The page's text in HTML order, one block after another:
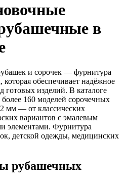
в
и сорочек — фурнитура
обеспечивает надёжное
готовых изделий. В каталоге
160 моделей сорочечных
мм — от классических
вариантов с эмалевым
элементами. Фурнитура
детской одежды, медицинских
рубашечных